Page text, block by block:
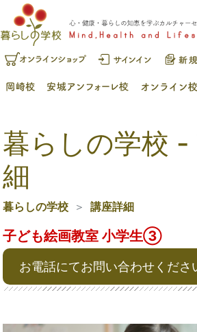
暮らしの学校 -
細
暮らしの学校 講座詳細
子ども絵画教室 小学生③
お電話にてお問い合わせくださ